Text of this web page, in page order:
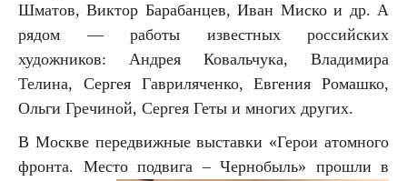
Шматов, Виктор Барабанцев, Иван Миско и др. А
рядом — работы известных российских
художников: Андрея Ковальчука, Владимира
Телина, Сергея Гавриляченко, Евгения Ромашко,
Ольги Гречиной, Сергея Геты и многих других.
В Москве передвижные выставки «Герои атомного
фронта. Место подвига – Чернобыль» прошли в